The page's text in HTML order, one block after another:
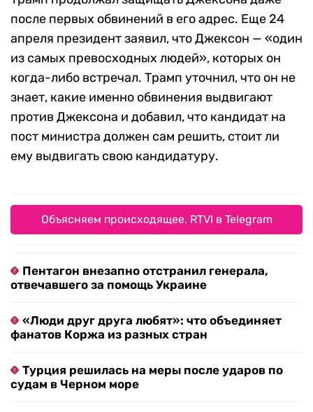
после первых обвинений в его адрес. Еще 24
апреля президент заявил, что Джексон — «один
из самых превосходных людей», которых он
когда-либо встречал. Трамп уточнил, что он не
знает, какие именно обвинения выдвигают
против Джексона и добавил, что кандидат на
пост министра должен сам решить, стоит ли
ему выдвигать свою кандидатуру.
Объясняем происходящее. RTVI в Telegram
Пентагон внезапно отстранил генерала,
отвечавшего за помощь Украине
«Люди друг друга любят»: что объединяет
фанатов Коржа из разных стран
Турция решилась на меры после ударов по
судам в Черном море